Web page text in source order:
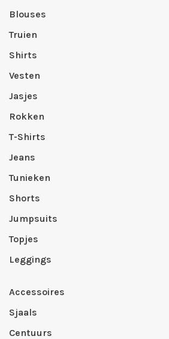
Blouses
Truien
Shirts
Vesten
Jasjes
Rokken
T-Shirts
Jeans
Tunieken
Shorts
Jumpsuits
Topjes
Leggings
Accessoires
Sjaals
Centuurs